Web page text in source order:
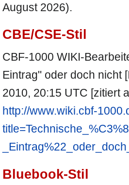
August 2026).
CBE/CSE-Stil
CBF-1000 WIKI-
Eintrag" oder doch nicht
2010, 20:15 UTC [zitiert
http://www.wiki.cbf-
Bluebook-Stil